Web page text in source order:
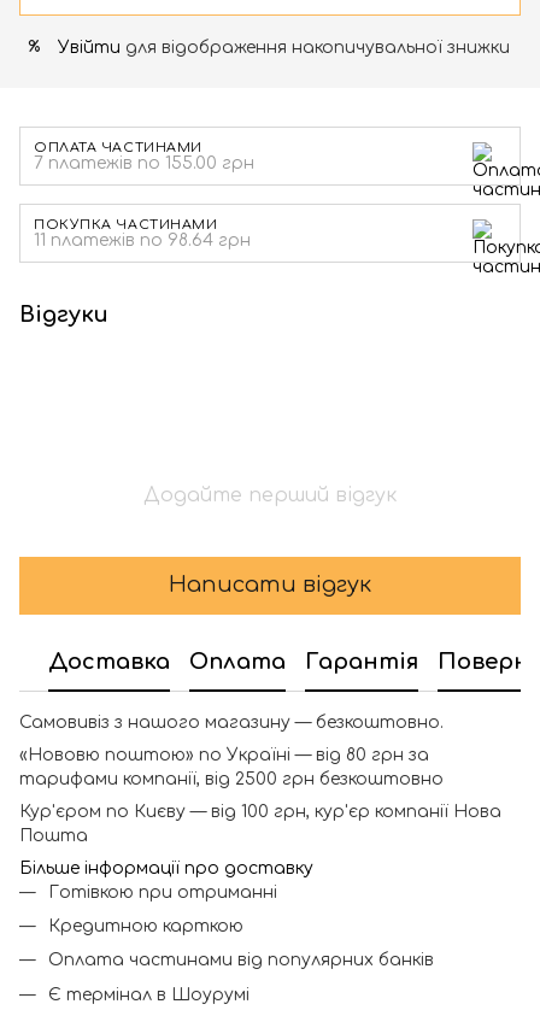
% Увійти для відображення накопичувальної знижки
ОПЛАТА ЧАСТИНАМИ
7 платежів по 155.00 грн
ПОКУПКА ЧАСТИНАМИ
11 платежів по 98.64 грн
Відгуки
Додайте перший відгук
Написати відгук
Доставка Оплата Гарантія
Самовивіз з нашого магазину — безкоштовно.
«Нововю поштою» по Україні — від 80 грн за
тарифами компанії, від 2500 грн безкоштовно
Кур'єром по Києву — від 100 грн, кур'єр компанії Нова
Пошта
Більше інформації про доставку
Готівкою при отриманні
Кредитною карткою
Оплата частинами від популярних банків
Є термінал в Шоурумі